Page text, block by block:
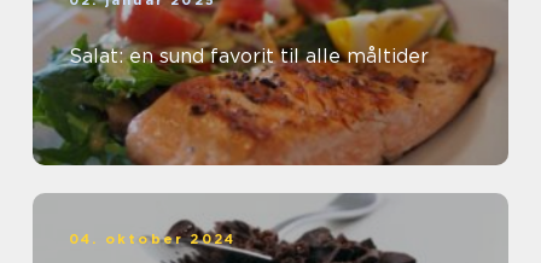
Salat: en sund favorit til alle måltider
04. oktober 2024